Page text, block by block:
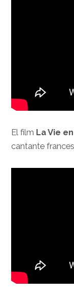
El film La Vie
cantante